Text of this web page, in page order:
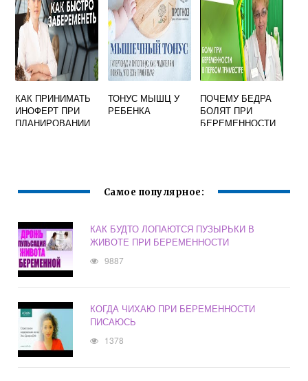
КАК ПРИНИМАТЬ
ИНОФЕРТ ПРИ
ПЛАНИРОВАНИИ
ТОНУС МЫШЦ У
РЕБЕНКА
ПОЧЕМУ БЕДРА
БОЛЯТ ПРИ
БЕРЕМЕННОСТИ
Самое популярное:
КАК БУДТО ЛОПАЮТСЯ ПУЗЫРЬКИ В
ЖИВОТЕ ПРИ БЕРЕМЕННОСТИ
9887
КОГДА ЧИХАЮ ПРИ БЕРЕМЕННОСТИ
ПИСАЮСЬ
1378